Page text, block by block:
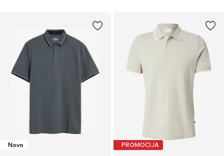
Novo PROMOCIJA